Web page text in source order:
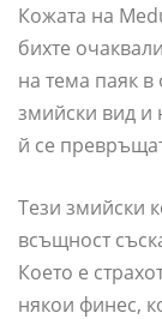
Кожата на
бихте
на тема паяк
змийски вид и
й се
Тези змийски
всъщност
Което е
някои финес,